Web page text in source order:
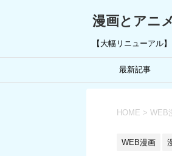
漫画とアニ
【大幅リニューアル
最新記事
HOME > WEB
WEB漫画